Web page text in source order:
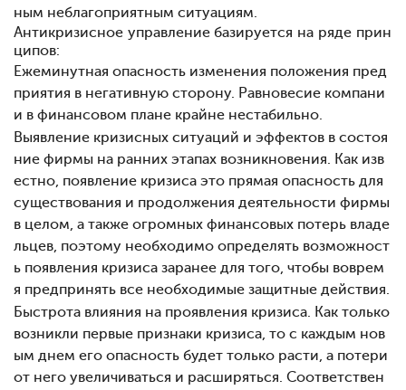
ным неблагоприятным ситуациям.
Антикризисное управление базируется на ряде прин
ципов:
Ежеминутная опасность изменения положения пред
приятия в негативную сторону. Равновесие компани
и в финансовом плане крайне нестабильно.
Выявление кризисных ситуаций и эффектов в состоя
ние фирмы на ранних этапах возникновения. Как изв
естно, появление кризиса это прямая опасность для
существования и продолжения деятельности фирмы
в целом, а также огромных финансовых потерь владе
льцев, поэтому необходимо определять возможност
ь появления кризиса заранее для того, чтобы воврем
я предпринять все необходимые защитные действия.
Быстрота влияния на проявления кризиса. Как только
возникли первые признаки кризиса, то с каждым нов
ым днем его опасность будет только расти, а потери
от него увеличиваться и расширяться. Соответствен